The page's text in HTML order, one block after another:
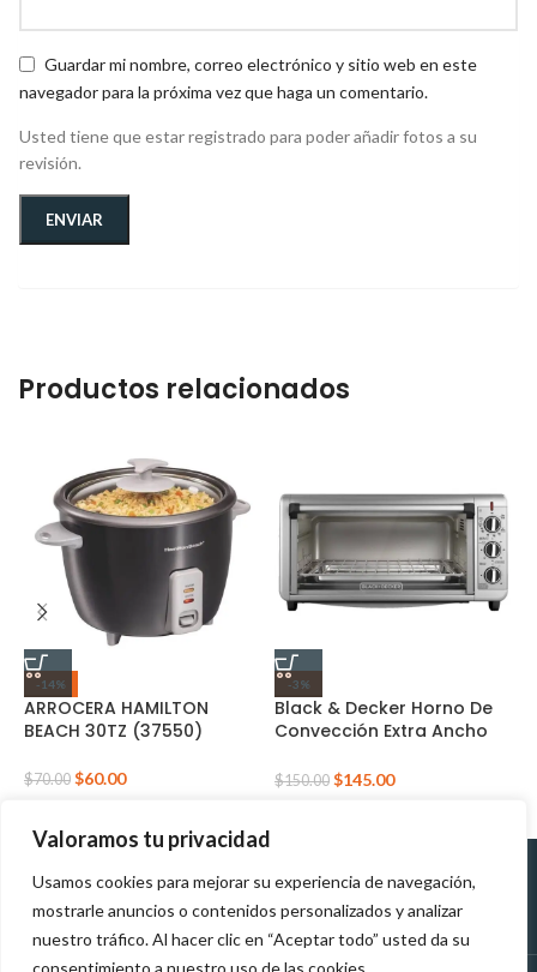
Valoramos tu privacidad
Usamos cookies para mejorar su experiencia de navegación,
mostrarle anuncios o contenidos personalizados y analizar
nuestro tráfico. Al hacer clic en “Aceptar todo” usted da su
consentimiento a nuestro uso de las cookies.
Guardar mi nombre, correo electrónico y sitio web en este
navegador para la próxima vez que haga un comentario.
Usted tiene que estar registrado para poder añadir fotos a su
revisión.
Productos relacionados
-14%
ARROCERA HAMILTON
BEACH 30TZ (37550)
$70.00 $60.00
-3%
Black & Decker Horno De
Convección Extra Ancho
$150.00 $145.00
Políticas de
Devolución
Políticas de tratamiento de
datos personales